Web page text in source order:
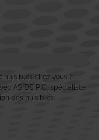
chez vous ?
AS DE PIC, spécialiste
des nuisibles.